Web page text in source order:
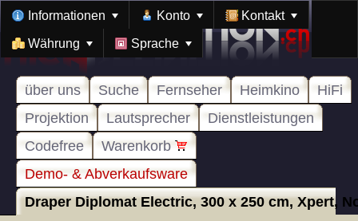
Informationen Konto Kontakt
Währung Sprache
über uns Suche Fernseher Heimkino
HiFi
Projektion
Lautsprecher
Dienstleistungen
Codefree
Warenkorb
Demo- & Abverkaufsware
Draper Diplomat Electric, 300 x 250 cm, Xpert,